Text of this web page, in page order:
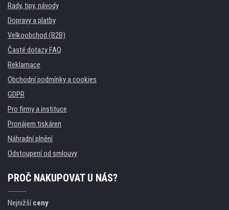
Rady, tipy, návody
Dopravy a platby
Velkoobchod (B2B)
Časté dotazy FAQ
Reklamace
Obchodní podmínky a cookies
GDPR
Pro firmy a instituce
Pronájem tiskáren
Náhradní plnění
Odstoupení od smlouvy
PROČ NAKUPOVAT U NÁS?
Nejnižšíceny